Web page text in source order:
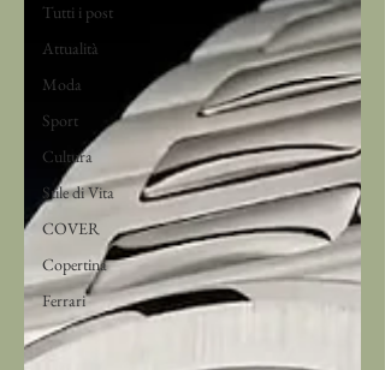
Tutti i post
Attualità
Moda
Sport
Cultura
Stile di Vita
COVER
Copertina
Ferrari